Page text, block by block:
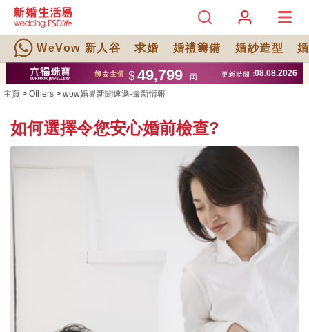
WeVow 新人谷 求婚 婚禮籌備 婚紗造型
主頁 > Others > wow婚界新聞速遞-最新情報
如何選擇令您安心婚前檢查?